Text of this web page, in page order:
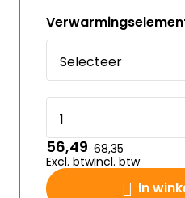
In
56,49
Excl. btw
68,35
Incl. btw